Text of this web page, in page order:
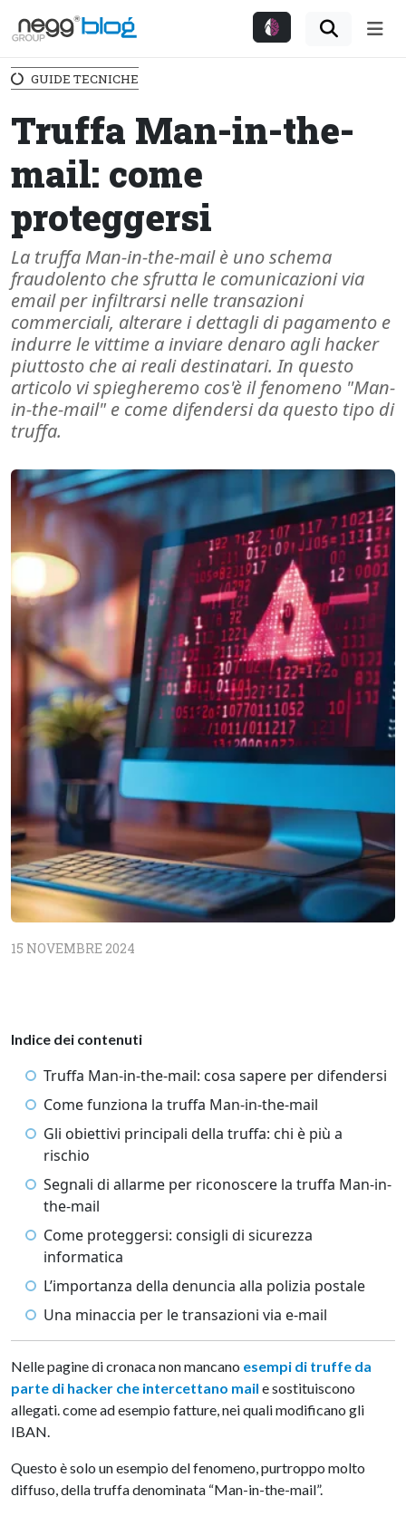
GUIDE TECNICHE
Truffa Man-in-the-
mail: come
proteggersi
La truffa Man-in-the-mail è uno schema
fraudolento che sfrutta le comunicazioni via
email per infiltrarsi nelle transazioni
commerciali, alterare i dettagli di pagamento e
indurre le vittime a inviare denaro agli hacker
piuttosto che ai reali destinatari. In questo
articolo vi spiegheremo cos'è il fenomeno "Man-
in-the-mail" e come difendersi da questo tipo di
truffa.
15 NOVEMBRE 2024
Indice dei contenuti
Truffa Man-in-the-mail: cosa sapere per difendersi
Come funziona la truffa Man-in-the-mail
Gli obiettivi principali della truffa: chi è più a
rischio
Segnali di allarme per riconoscere la truffa Man-in-
the-mail
Come proteggersi: consigli di sicurezza
informatica
L’importanza della denuncia alla polizia postale
Una minaccia per le transazioni via e-mail
Nelle pagine di cronaca non mancano esempi di truffe da
parte di hacker che intercettano mail e sostituiscono
allegati. come ad esempio fatture, nei quali modificano gli
IBAN.
Questo è solo un esempio del fenomeno, purtroppo molto
diffuso, della truffa denominata “Man-in-the-mail”.